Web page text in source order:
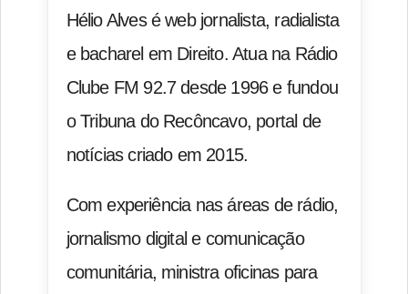
Hélio Alves é web jornalista, radialista
e bacharel em Direito. Atua na Rádio
Clube FM 92.7 desde 1996 e fundou
o Tribuna do Recôncavo, portal de
notícias criado em 2015.
Com experiência nas áreas de rádio,
jornalismo digital e comunicação
comunitária, ministra oficinas para